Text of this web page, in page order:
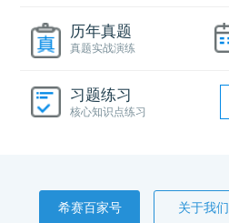
历年真题
真题实战演练
习题练习
核心知识点练习
希赛百家号 关于我们